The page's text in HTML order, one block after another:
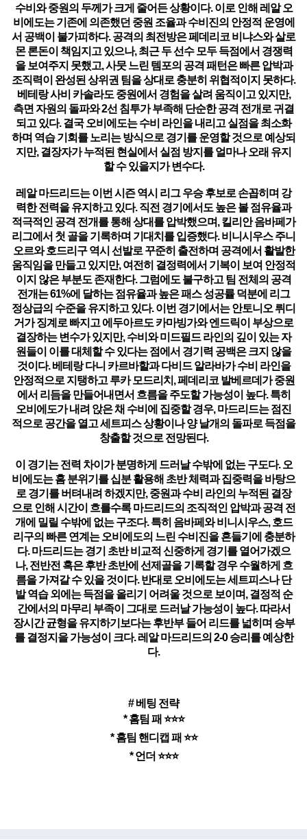
수비와 중원의 두께가 크게 줄어든 상황이다. 이로 인해 레알 오
비에도는 기존에 의존했던 중원 조율과 수비진의 안정적 운영에
서 공백이 불가피하다. 공격의 최전방은 페데리코 비냐스와 살로
몬 론돈이 책임지고 있으나, 최근 두 선수 모두 득점에서 경쟁력
을 보여주지 못했고, 사뭇 느린 템포의 공격 패턴은 빠른 압박과
조직력이 완성된 상위권 팀을 상대로 충분히 위협적이지 못하다.
베테랑 사비 카솔라도 중원에서 경험을 살려 움직이고 있지만,
측면 자원의 돌파와 2선 침투가 부족해 단순한 공격 전개로 귀결
되고 있다. 결국 오비에도는 수비 라인을 내리고 실점을 최소화
하며 역습 기회를 노리는 방식으로 경기를 운영할 것으로 예상되
지만, 결장자가 누적된 현실에서 실점 방지를 얼마나 오래 유지
할 수 있을지가 변수다.
레알 마드리드는 이번 시즌 역시 리그 우승 후보로 손꼽히며 강
력한 전력을 유지하고 있다. 직전 경기에서도 높은 볼 점유율과
적극적인 공격 전개를 통해 상대를 압박했으며, 킬리안 음바페가
리그에서 첫 골을 기록하며 기대치를 입증했다. 비니시우스 주니
오르와 호드리구 역시 선발로 꾸준히 출전하며 공격에서 활발한
움직임을 만들고 있지만, 여전히 결정력에서 기복이 보여 안정적
이지 않은 부분도 존재한다. 그럼에도 불구하고 팀 전체의 공격
전개는 61%에 달하는 점유율과 높은 패스 성공률 덕분에 리그
정상급의 수준을 유지하고 있다. 이번 경기에서는 안토니오 뤼디
거가 징계로 빠지고 에두아르도 카마빙가와 엔드릭이 부상으로
결장하는 변수가 있지만, 수비와 미드필드 라인의 깊이 있는 자
원들이 이를 대체할 수 있다는 점에서 경기력 공백은 크지 않을
것이다. 베테랑 다니 카르바할과 다비드 알라바가 수비 라인을
안정적으로 지탱하고 루카 모드리치, 페데리코 발베르데가 중원
에서 리듬을 만들어내면서 흐름을 주도할 가능성이 높다. 특히
오비에도가 내려 앉은 채 수비에 집중할 경우, 마드리드는 점진
적으로 공간을 열고 세트피스 상황이나 양 날개의 돌파로 득점을
창출할 것으로 전망된다.
이 경기는 전력 차이가 분명하게 드러날 수밖에 없는 구도다. 오
비에도는 홈 분위기를 십분 활용해 초반 체력과 집중력을 바탕으
로 경기를 버텨내려 하겠지만, 중원과 수비 라인의 누적된 결장
으로 인해 시간이 흐를수록 마드리드의 조직적인 압박과 공격 전
개에 밀릴 수밖에 없는 구조다. 특히 음바페와 비니시우스, 호드
리구의 빠른 연계는 오비에도의 느린 수비진을 흔들기에 충분하
다. 마드리드는 경기 초반 비교적 신중하게 경기를 열어가겠으
나, 전반전 혹은 후반 초반에 선제골을 기록할 경우 수월하게 흐
름을 가져갈 수 있을 것이다. 반대로 오비에도는 세트피스나 단
발 역습 외에는 득점을 올리기 어려울 것으로 보이며, 결정적 순
간에서의 마무리 부족이 그대로 드러날 가능성이 높다. 따라서
장시간 균형을 유지하기보다는 후반부 들어 리드를 넓히며 승부
를 결정지을 가능성이 크다. 레알 마드리드의 2-0 승리를 예상한
다.
# 베팅 전략
* 홈팀 패 ⭐⭐⭐
* 홈팀 핸디캡 패 ⭐⭐
* 언더 ⭐⭐⭐